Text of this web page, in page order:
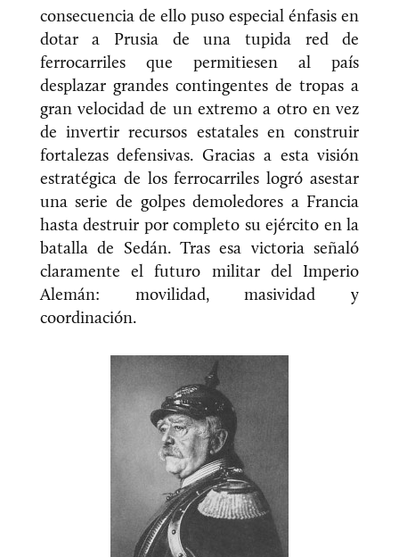
consecuencia de ello puso especial énfasis en
dotar a Prusia de una tupida red de
ferrocarriles que permitiesen al país
desplazar grandes contingentes de tropas a
gran velocidad de un extremo a otro en vez
de invertir recursos estatales en construir
fortalezas defensivas. Gracias a esta visión
estratégica de los ferrocarriles logró asestar
una serie de golpes demoledores a Francia
hasta destruir por completo su ejército en la
batalla de Sedán. Tras esa victoria señaló
claramente el futuro militar del Imperio
Alemán: movilidad, masividad y
coordinación.